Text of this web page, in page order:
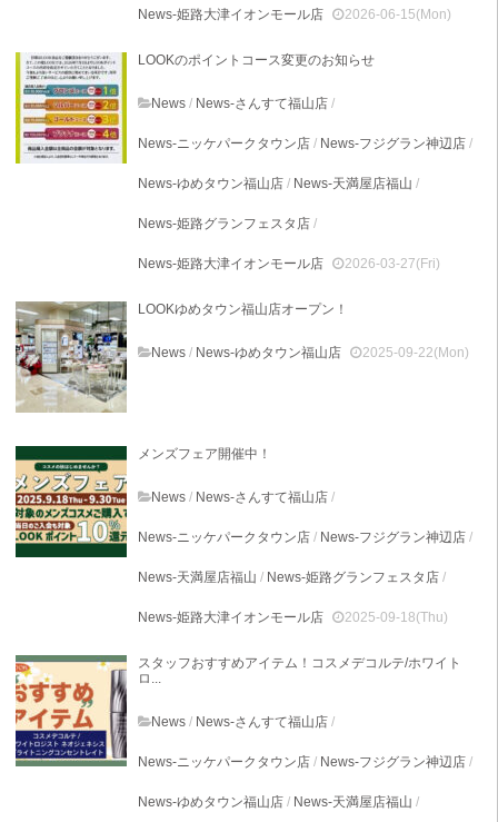
News-姫路大津イオンモール店 2026-06-15(Mon)
LOOKのポイントコース変更のお知らせ
News / News-さんすて福山店 /
News-ニッケパークタウン店 / News-フジグラン神辺店 /
News-ゆめタウン福山店 / News-天満屋店福山 /
News-姫路グランフェスタ店 /
News-姫路大津イオンモール店 2026-03-27(Fri)
LOOKゆめタウン福山店オープン！
News / News-ゆめタウン福山店 2025-09-22(Mon)
メンズフェア開催中！
News / News-さんすて福山店 /
News-ニッケパークタウン店 / News-フジグラン神辺店 /
News-天満屋店福山 / News-姫路グランフェスタ店 /
News-姫路大津イオンモール店 2025-09-18(Thu)
スタッフおすすめアイテム！コスメデコルテ/ホワイト
ロ...
News / News-さんすて福山店 /
News-ニッケパークタウン店 / News-フジグラン神辺店 /
News-ゆめタウン福山店 / News-天満屋店福山 /